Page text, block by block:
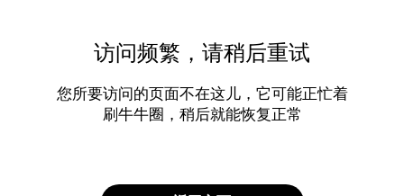
访问频繁，请稍后重试
您所要访问的页面不在这儿，它可能正忙着
刷牛牛圈，稍后就能恢复正常